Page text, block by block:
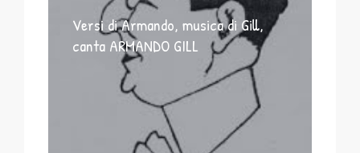
Versi di Armando, musica di Gill,
canta ARMANDO GILL